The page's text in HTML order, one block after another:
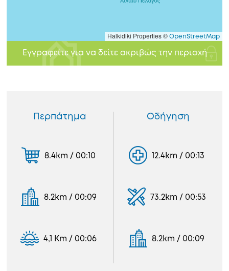
Halkidiki Properties © OpenStreetMap
Εγγραφείτε για να δείτε ακριβώς την περιοχή
Περπάτημα
8.4km / 00:10
8.2km / 00:09
4,1 Km / 00:06
Οδήγηση
12.4km / 00:13
73.2km / 00:53
8.2km / 00:09